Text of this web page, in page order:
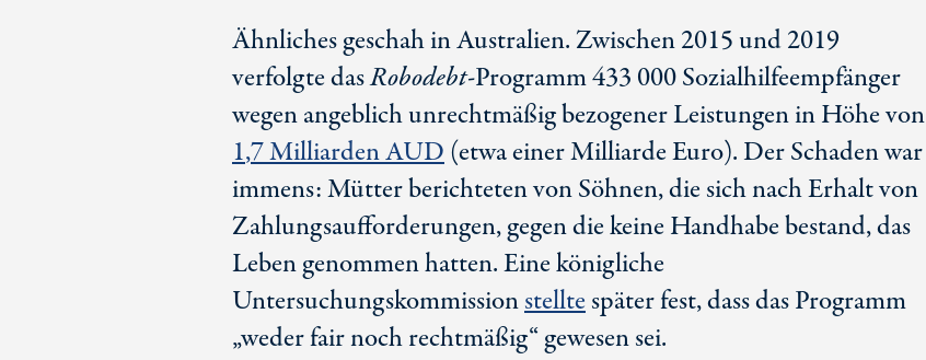
Ähnliches geschah in Australien. Zwischen 2015 und 2019
verfolgte dasRobodebt-Programm 433 000 Sozialhilfeempfänger
wegen angeblich unrechtmäßig bezogener Leistungen in Höhe von
1,7 Milliarden AUD(etwa einer Milliarde Euro). Der Schaden war
immens: Mütter berichteten von Söhnen, die sich nach Erhalt von
Zahlungsaufforderungen, gegen die keine Handhabe bestand, das
Leben genommen hatten. Eine königliche
Untersuchungskommissionstelltespäter fest, dass das Programm
„weder fair noch rechtmäßig“ gewesen sei.